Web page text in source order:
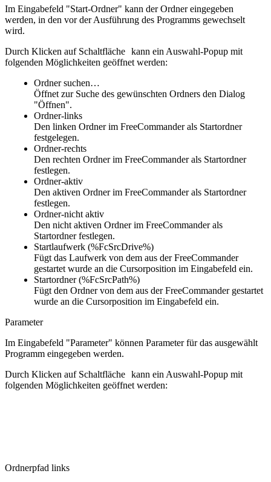
Im Eingabefeld "Start-Ordner" kann der Ordner eingegeben
werden, in den vor der Ausführung des Programms gewechselt
wird.
Durch Klicken auf Schaltfläche kann ein Auswahl-Popup mit
folgenden Möglichkeiten geöffnet werden:
Ordner suchen…
Öffnet zur Suche des gewünschten Ordners den Dialog
"Öffnen".
Ordner-links
Den linken Ordner im FreeCommander als Startordner
festgelegen.
Ordner-rechts
Den rechten Ordner im FreeCommander als Startordner
festlegen.
Ordner-aktiv
Den aktiven Ordner im FreeCommander als Startordner
festlegen.
Ordner-nicht aktiv
Den nicht aktiven Ordner im FreeCommander als
Startordner festlegen.
Startlaufwerk (%FcSrcDrive%)
Fügt das Laufwerk von dem aus der FreeCommander
gestartet wurde an die Cursorposition im Eingabefeld ein.
Startordner (%FcSrcPath%)
Fügt den Ordner von dem aus der FreeCommander gestartet
wurde an die Cursorposition im Eingabefeld ein.
Parameter
Im Eingabefeld "Parameter" können Parameter für das ausgewählt
Programm eingegeben werden.
Durch Klicken auf Schaltfläche kann ein Auswahl-Popup mit
folgenden Möglichkeiten geöffnet werden:
Ordnerpfad links